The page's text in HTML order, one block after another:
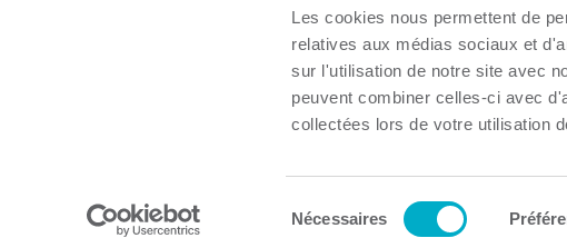
Les cookies nous permettent de
relatives aux médias sociaux et
sur l'utilisation de notre site avec
peuvent combiner celles-ci avec
collectées lors de votre utilisation
Nécessaires
© Chambre de commerce et d'industries de Trois-Rivières, 2026.